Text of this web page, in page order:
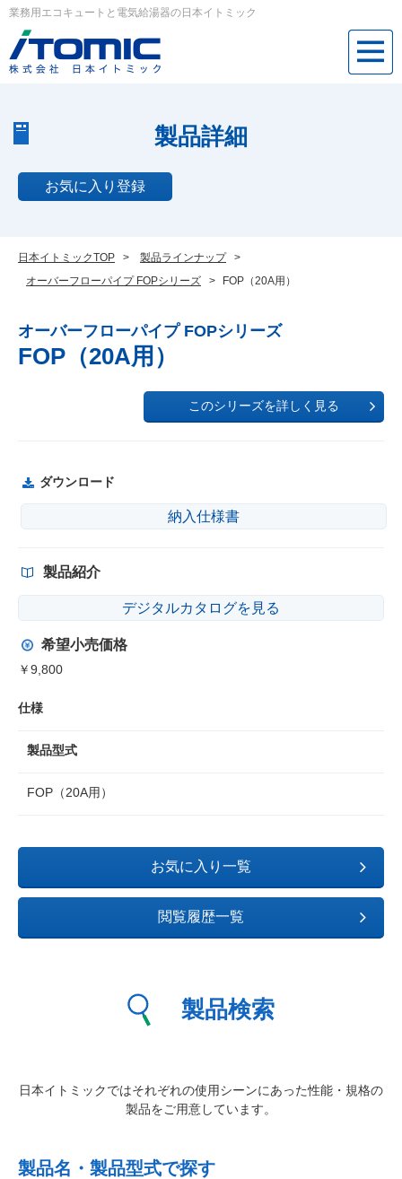
業務用エコキュートと電気給湯器の日本イトミック
製品詳細
お気に入り登録
日本イトミックTOP > 製品ラインナップ
>
オーバーフローパイプ FOPシリーズ
> FOP（20A用）
オーバーフローパイプ FOPシリーズ
FOP（20A用）
このシリーズを詳しく見る
ダウンロード
納入仕様書
製品紹介
デジタルカタログを見る
希望小売価格
￥9,800
仕様
製品型式
FOP（20A用）
お気に入り一覧
閲覧履歴一覧
製品検索
日本イトミックではそれぞれの使用シーンにあった性能・規格の
製品をご用意しています。
製品名・製品型式で探す